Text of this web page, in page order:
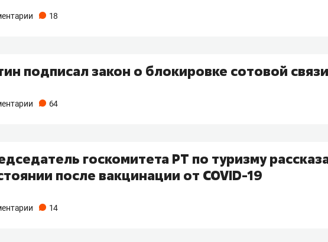
18
подписал закон о блокировке сотовой
64
госкомитета РТ по туризму
после вакцинации от COVID-19
14